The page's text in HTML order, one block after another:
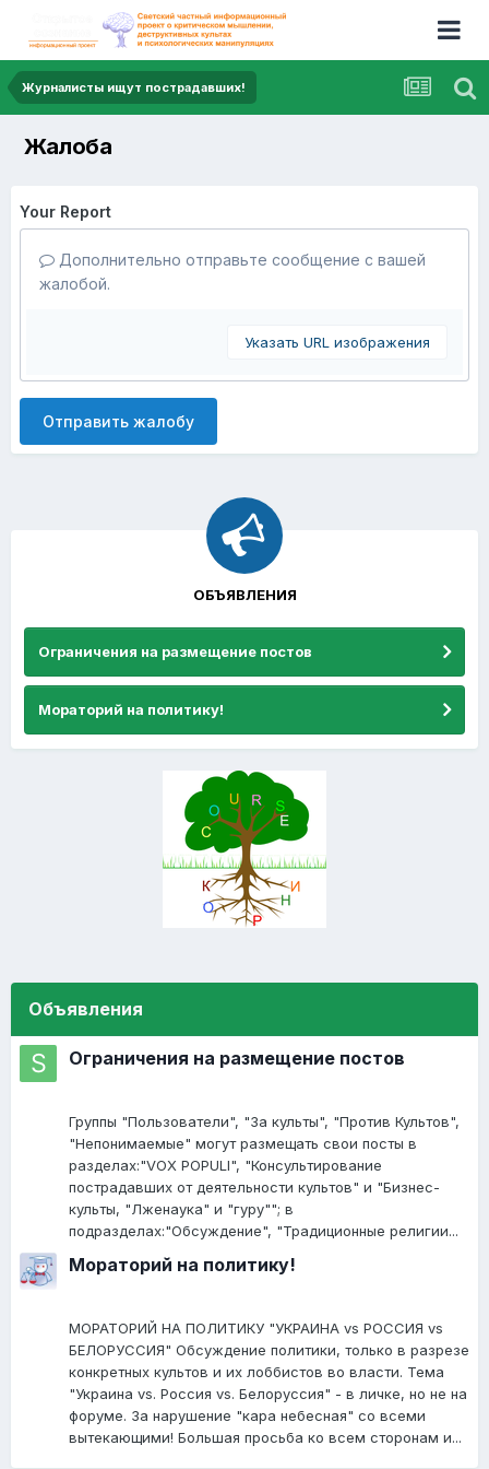
Журналисты ищут пострадавших!
Жалоба
Your Report
Дополнительно отправьте сообщение с вашей
жалобой.
Указать URL изображения
Отправить жалобу
ОБЪЯВЛЕНИЯ
Ограничения на размещение постов
Мораторий на политику!
Объявления
Ограничения на размещение постов
Группы "Пользователи", "За культы", "Против Культов",
"Непонимаемые" могут размещать свои посты в
разделах:"VOX POPULI", "Консультирование
пострадавших от деятельности культов" и "Бизнес-
культы, "Лженаука" и "гуру""; в
подразделах:"Обсуждение", "Традиционные религии...
Мораторий на политику!
МОРАТОРИЙ НА ПОЛИТИКУ "УКРАИНА vs РОССИЯ vs
БЕЛОРУССИЯ" Обсуждение политики, только в разрезе
конкретных культов и их лоббистов во власти. Тема
"Украина vs. Россия vs. Белоруссия" - в личке, но не на
форуме. За нарушение "кара небесная" со всеми
вытекающими! Большая просьба ко всем сторонам и...